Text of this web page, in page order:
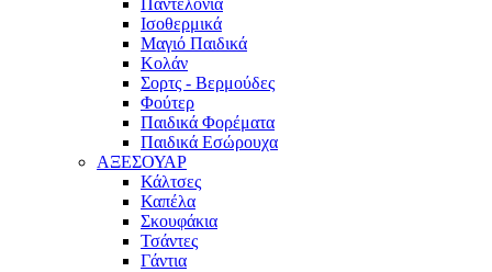
Παντελόνια
Ισοθερμικά
Μαγιό Παιδικά
Κολάν
Σορτς - Βερμούδες
Φούτερ
Παιδικά Φορέματα
Παιδικά Εσώρουχα
ΑΞΕΣΟΥΑΡ
Κάλτσες
Καπέλα
Σκουφάκια
Τσάντες
Γάντια